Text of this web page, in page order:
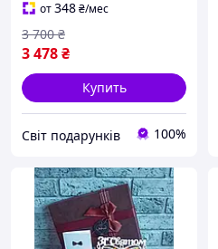
народження на ювілей
от348₴/мес
3 478₴
3 700 ₴
Купить
Світ подарунків 100%